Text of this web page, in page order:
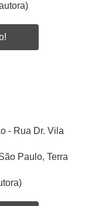
- Rua Dr. Vila
Paulo, Terra